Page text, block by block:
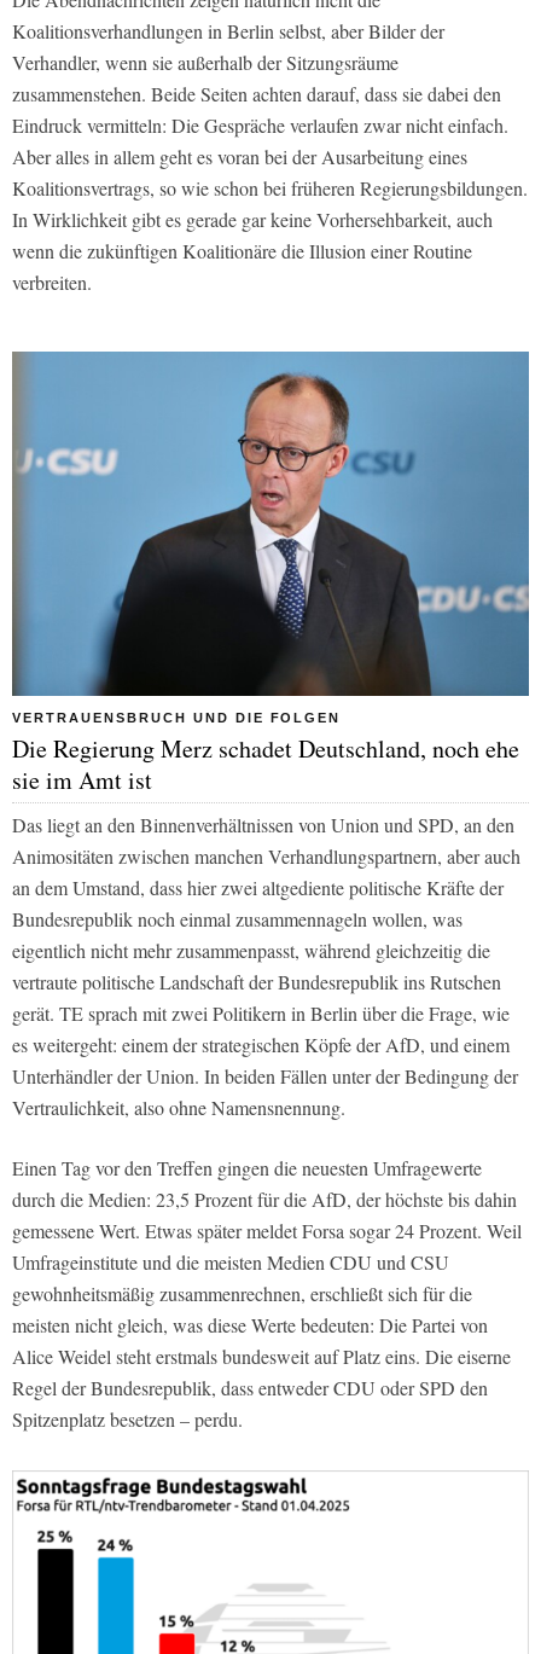
Koalitionsverhandlungen in Berlin selbst, aber Bilder der
Verhandler, wenn sie außerhalb der Sitzungsräume
zusammenstehen. Beide Seiten achten darauf, dass sie dabei den
Eindruck vermitteln: Die Gespräche verlaufen zwar nicht einfach.
Aber alles in allem geht es voran bei der Ausarbeitung eines
Koalitionsvertrags, so wie schon bei früheren Regierungsbildungen.
In Wirklichkeit gibt es gerade gar keine Vorhersehbarkeit, auch
wenn die zukünftigen Koalitionäre die Illusion einer Routine
verbreiten.
VERTRAUENSBRUCH UND DIE FOLGEN
Die Regierung Merz schadet Deutschland, noch ehe
sie im Amt ist
Das liegt an den Binnenverhältnissen von Union und SPD, an den
Animositäten zwischen manchen Verhandlungspartnern, aber auch
an dem Umstand, dass hier zwei altgediente politische Kräfte der
Bundesrepublik noch einmal zusammennageln wollen, was
eigentlich nicht mehr zusammenpasst, während gleichzeitig die
vertraute politische Landschaft der Bundesrepublik ins Rutschen
gerät. TE sprach mit zwei Politikern in Berlin über die Frage, wie
es weitergeht: einem der strategischen Köpfe der AfD, und einem
Unterhändler der Union. In beiden Fällen unter der Bedingung der
Vertraulichkeit, also ohne Namensnennung.
Einen Tag vor den Treffen gingen die neuesten Umfragewerte
durch die Medien: 23,5 Prozent für die AfD, der höchste bis dahin
gemessene Wert. Etwas später meldet Forsa sogar 24 Prozent. Weil
Umfrageinstitute und die meisten Medien CDU und CSU
gewohnheitsmäßig zusammenrechnen, erschließt sich für die
meisten nicht gleich, was diese Werte bedeuten: Die Partei von
Alice Weidel steht erstmals bundesweit auf Platz eins. Die eiserne
Regel der Bundesrepublik, dass entweder CDU oder SPD den
Spitzenplatz besetzen – perdu.